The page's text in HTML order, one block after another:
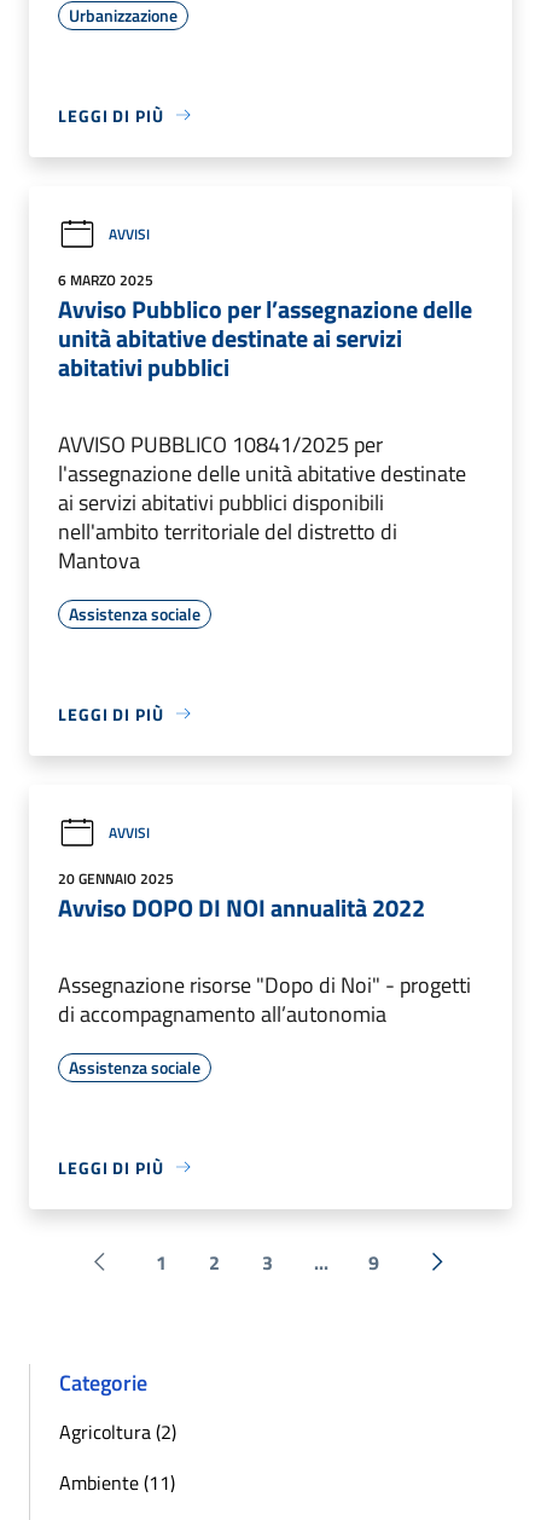
Urbanizzazione
LEGGI DI PIÙ
AVVISI
6 MARZO 2025
Avviso Pubblico per l’assegnazione delle
unità abitative destinate ai servizi
abitativi pubblici
AVVISO PUBBLICO 10841/2025 per
l'assegnazione delle unità abitative destinate
ai servizi abitativi pubblici disponibili
nell'ambito territoriale del distretto di
Mantova
Assistenza sociale
LEGGI DI PIÙ
AVVISI
20 GENNAIO 2025
Avviso DOPO DI NOI annualità 2022
Assegnazione risorse "Dopo di Noi" - progetti
di accompagnamento all’autonomia
Assistenza sociale
LEGGI DI PIÙ
Pagina precedente
1 2 3 ... 9 Successiva
Categorie
Agricoltura (2)
Ambiente (11)